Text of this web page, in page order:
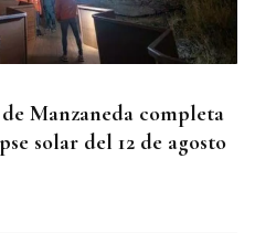
Manzaneda completa
solar del 12 de agosto